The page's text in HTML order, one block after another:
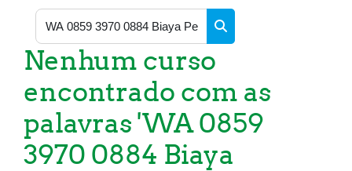
Buscar cursos
Nenhum curso
encontrado com as
palavras 'WA 0859
3970 0884 Biaya